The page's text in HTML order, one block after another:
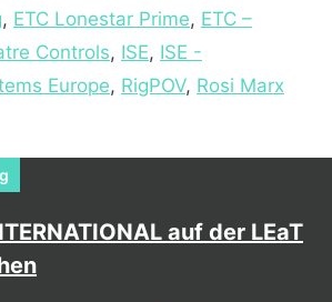
, ETC Lonestar Prime, ETC –
Controls, ISE, ISE -
Europe, RigPOV, Rosi Marx
auf der LEaT